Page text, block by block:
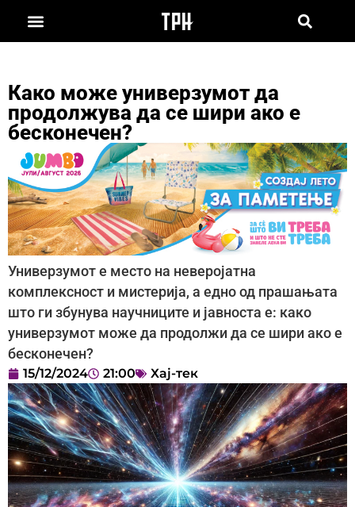
Како може универзумот да
продолжува да се шири ако е
бесконечен?
Универзумот е место на неверојатна
комплексност и мистерија, а едно од прашањата
што ги збунува научниците и јавноста е: како
универзумот може да продолжи да се шири ако е
бесконечен?
15/12/2024 21:00 Хај-тек